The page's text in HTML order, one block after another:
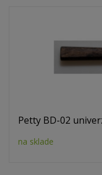
Petty BD-02
na sklade